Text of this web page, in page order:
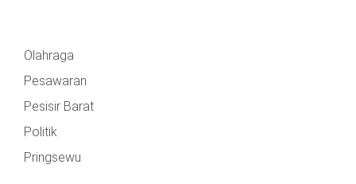
Olahraga
Pesawaran
Pesisir Barat
Politik
Pringsewu